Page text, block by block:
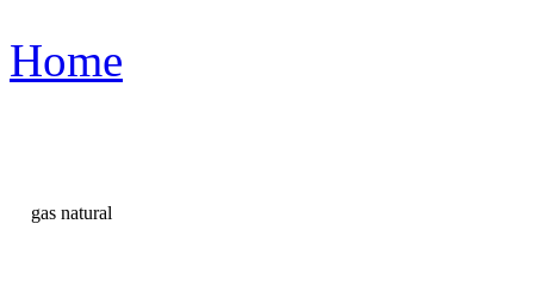
Home
gas natural